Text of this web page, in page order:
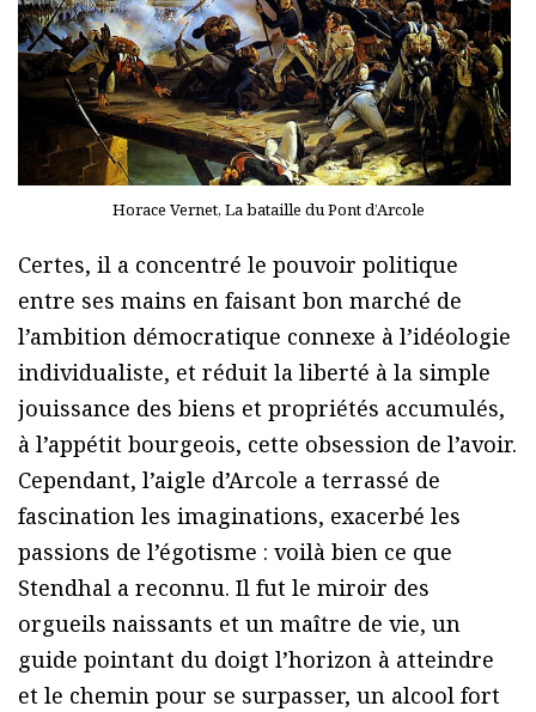
Horace Vernet, La bataille du Pont d’Arcole
Certes, il a concentré le pouvoir politique
entre ses mains en faisant bon marché de
l’ambition démocratique connexe à l’idéologie
individualiste, et réduit la liberté à la simple
jouissance des biens et propriétés accumulés,
à l’appétit bourgeois, cette obsession de l’avoir.
Cependant, l’aigle d’Arcole a terrassé de
fascination les imaginations, exacerbé les
passions de l’égotisme : voilà bien ce que
Stendhal a reconnu. Il fut le miroir des
orgueils naissants et un maître de vie, un
guide pointant du doigt l’horizon à atteindre
et le chemin pour se surpasser, un alcool fort